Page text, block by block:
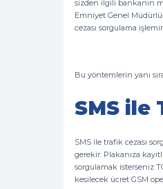
sizden ilgili bankanın
Emniyet Genel
cezası sorgulama
Bu yöntemlerin yanı
SMS ile
SMS ile trafik cezası
gerekir. Plakanıza
sorgulamak isterseniz
kesilecek ücret GSM